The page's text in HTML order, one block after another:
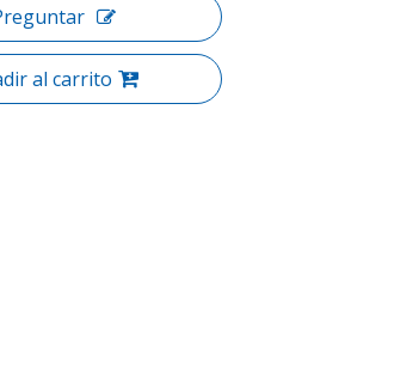
al carrito